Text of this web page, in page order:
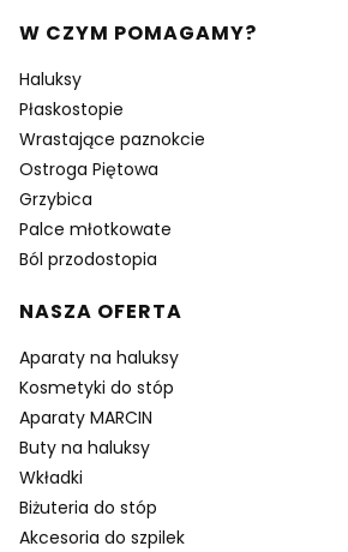
W CZYM POMAGAMY?
Haluksy
Płaskostopie
Wrastające paznokcie
Ostroga Piętowa
Grzybica
Palce młotkowate
Ból przodostopia
NASZA OFERTA
Aparaty na haluksy
Kosmetyki do stóp
Aparaty MARCIN
Buty na haluksy
Wkładki
Biżuteria do stóp
Akcesoria do szpilek